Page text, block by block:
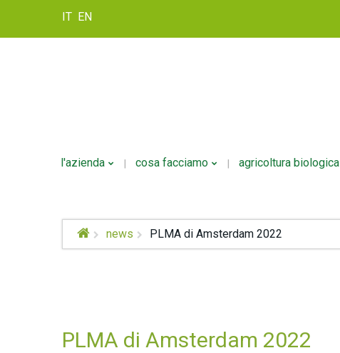
IT EN
l'azienda
Storia
Politica Della Qualità
cosa facciamo
Formulazione
Personalizzazione
agricoltura biologica
news PLMA di Amsterdam 2022
PLMA di Amsterdam 2022